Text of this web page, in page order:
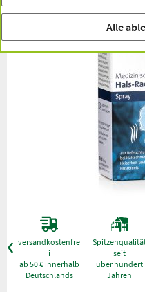
versandkostenfre
i
ab 50 € innerhalb
Deutschlands
seit
über hundert
Jahren
Alle